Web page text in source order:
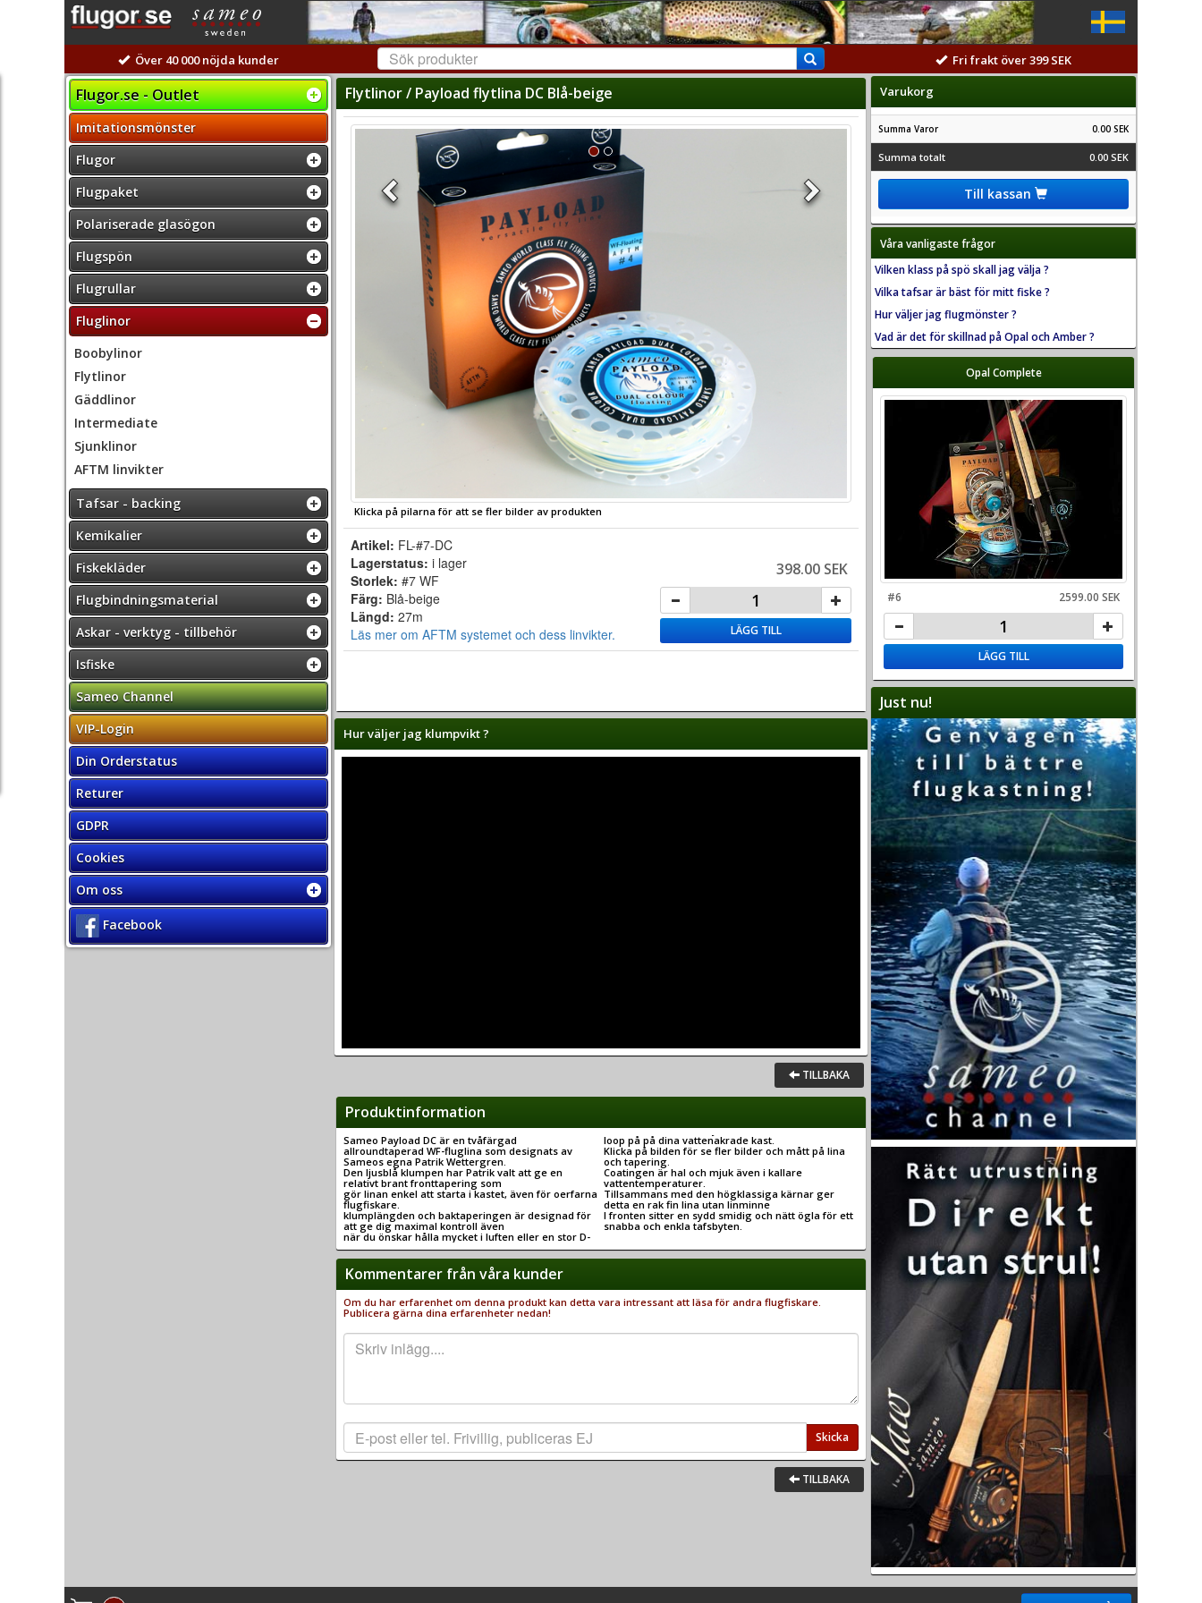
Över 40 000 nöjda kunder Fri frakt över 399 SEK
Flugor.se - Outlet
Imitationsmönster
Flugor
Flugpaket
Polariserade glasögon
Flugspön
Flugrullar
Fluglinor
Boobylinor
Flytlinor
Gäddlinor
Intermediate
Sjunklinor
AFTM linvikter
Tafsar - backing
Kemikalier
Fiskekläder
Flugbindningsmaterial
Askar - verktyg - tillbehör
Isfiske
Sameo Channel
VIP-Login
Din Orderstatus
Returer
GDPR
Cookies
Om oss
Facebook
Flytlinor / Payload flytlina DC Blå-beige
Klicka på pilarna för att se fler bilder av produkten
Artikel: FL-#7-DC
Lagerstatus: i lager
Storlek: #7 WF
Färg: Blå-beige
Längd: 27m
Läs mer om AFTM systemet och dess linvikter.
398.00 SEK
LÄGG TILL
Hur väljer jag klumpvikt ?
TILLBAKA
Produktinformation
Sameo Payload DC är en tvåfärgad
allroundtaperad WF-fluglina som designats av
Sameos egna Patrik Wettergren.
Den ljusblå klumpen har Patrik valt att ge en
relativt brant fronttapering som
gör linan enkel att starta i kastet, även för oerfarna
flugfiskare.
klumplängden och baktaperingen är designad för
att ge dig maximal kontroll även
när du önskar hålla mycket i luften eller en stor D-
loop på på dina vattenakrade kast.
Klicka på bilden för se fler bilder och mått på lina
och tapering.
Coatingen är hal och mjuk även i kallare
vattentemperaturer.
Tillsammans med den högklassiga kärnar ger
detta en rak fin lina utan linminne
I fronten sitter en sydd smidig och nätt ögla för ett
snabba och enkla tafsbyten.
Kommentarer från våra kunder
Om du har erfarenhet om denna produkt kan detta vara intressant att läsa för andra flugfiskare.
Publicera gärna dina erfarenheter nedan!
Skicka
TILLBAKA
Varukorg
Summa Varor 0.00 SEK
Summa totalt 0.00 SEK
Till kassan
Våra vanligaste frågor
Vilken klass på spö skall jag välja ?
Vilka tafsar är bäst för mitt fiske ?
Hur väljer jag flugmönster ?
Vad är det för skillnad på Opal och Amber ?
Opal Complete
#6 2599.00 SEK
LÄGG TILL
Just nu!